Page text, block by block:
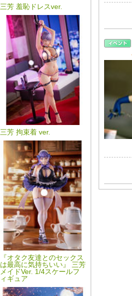
三芳 羞恥ドレスver.
三芳 拘束着 ver.
『オタク友達とのセックス
は最高に気持ちいい』 三芳
メイドVer. 1/4スケールフ
ィギュア